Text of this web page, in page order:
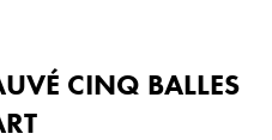
CINQ BALLES